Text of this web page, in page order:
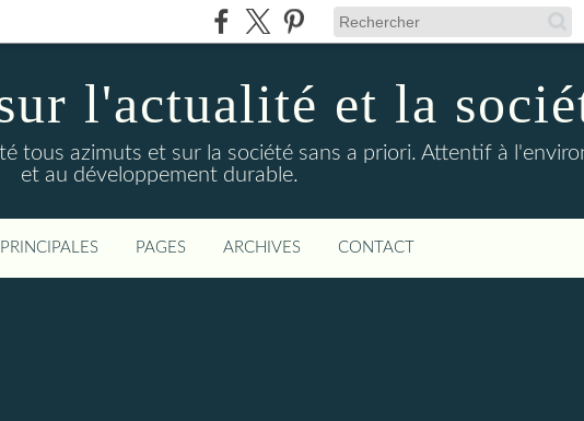
l'actualité et la
tous azimuts et sur la société sans a priori. Attentif à
et au développement durable.
PAGES ARCHIVES CONTACT